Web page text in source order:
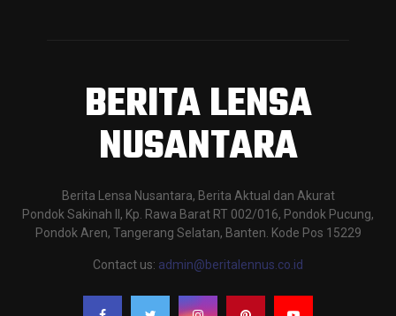
BERITA LENSA
NUSANTARA
Berita Lensa Nusantara, Berita Aktual dan Akurat
Pondok Sakinah II, Kp. Rawa Barat RT 002/016, Pondok Pucung,
Pondok Aren, Tangerang Selatan, Banten. Kode Pos 15229
Contact us: admin@beritalennus.co.id